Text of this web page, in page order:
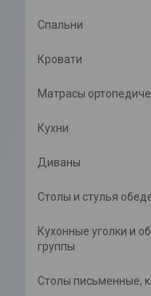
Спальни
Кровати
Матрасы
Кухни
Диваны
Столы и стулья
Кухонные уголки и
группы
Столы письменные,